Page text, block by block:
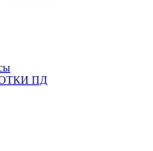
ПД